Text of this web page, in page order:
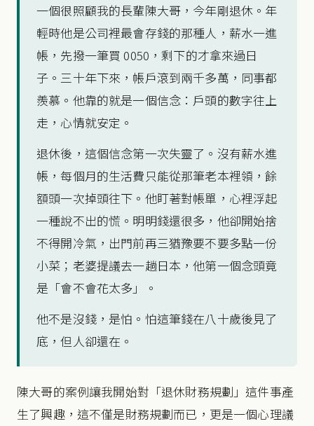
一個很照顧我的長輩陳大哥，今年剛退休。年
輕時他是公司裡最會存錢的那種人，薪水一進
帳，先撥一筆買 0050，剩下的才拿來過日
子。三十年下來，帳戶滾到兩千多萬，同事都
羨慕。他靠的就是一個信念：戶頭的數字往上
走，心情就安定。
退休後，這個信念第一次失靈了。沒有薪水進
帳，每個月的生活費只能從那筆老本裡領，餘
額頭一次掉頭往下。他盯著對帳單，心裡浮起
一種說不出的慌。明明錢還很多，他卻開始捨
不得開冷氣，出門前再三猶豫要不要多點一份
小菜；老婆提議去一趟日本，他第一個念頭竟
是「會不會花太多」。
他不是沒錢，是怕。怕這筆錢在八十歲後見了
底，但人卻還在。
陳大哥的案例讓我開始對「退休財務規劃」這件事產
生了興趣，這不僅是財務規劃而已，更是一個心理議